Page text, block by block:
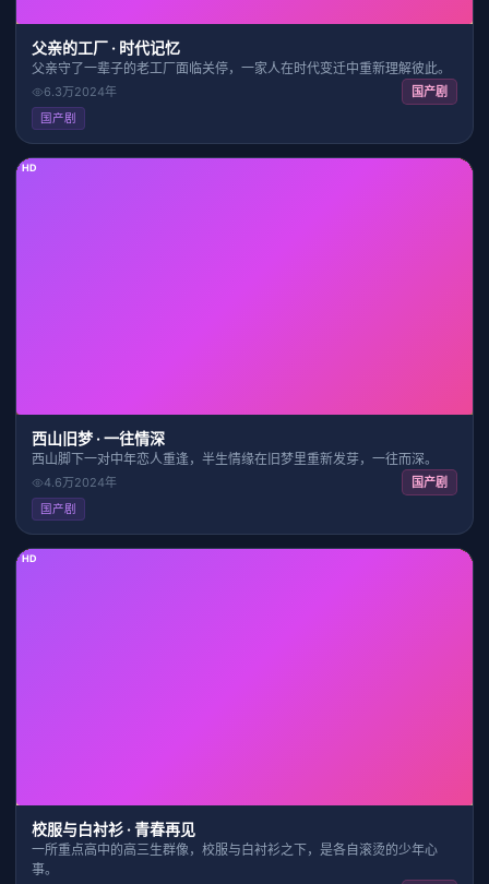
父亲的工厂 · 时代记忆
父亲守了一辈子的老工厂面临关停，一家人在时代变迁中重新理解彼此。
6.3万2024年 国产剧
国产剧
HD
西山旧梦 · 一往情深
西山脚下一对中年恋人重逢，半生情缘在旧梦里重新发芽，一往而深。
4.6万2024年 国产剧
国产剧
HD
校服与白衬衫 · 青春再见
一所重点高中的高三生群像，校服与白衬衫之下，是各自滚烫的少年心
事。